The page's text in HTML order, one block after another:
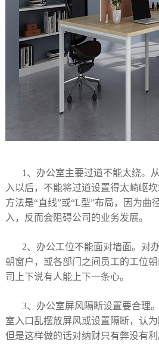
1、办公室主要过道不能太绕。
入以后，不能将过道设置得太崎岖
方法是“直线”或“L型”布局，因为曲
入，反而会阻碍公司的业务发展。
2、办公工位不能面对墙面。对
朝窗户，或各部门之间员工的工位
司上下说有人能上下一条心。
3、办公室屏风隔断设置要合理
室入口乱摆放屏风或设置隔断，认为
但是这样做的话对纳财只有弊没有